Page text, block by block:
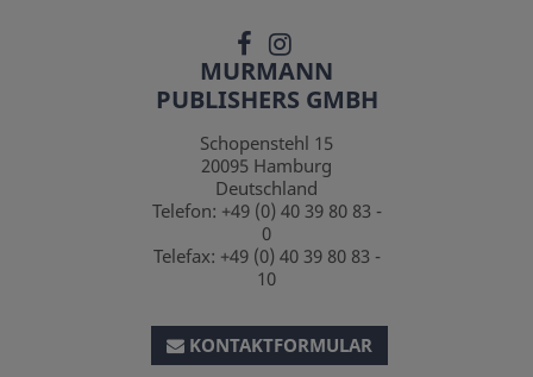
MURMANN
PUBLISHERS GMBH
Schopenstehl 15
20095 Hamburg
Deutschland
Telefon: +49 (0) 40 39 80 83 -
0
Telefax: +49 (0) 40 39 80 83 -
10
KONTAKTFORMULAR